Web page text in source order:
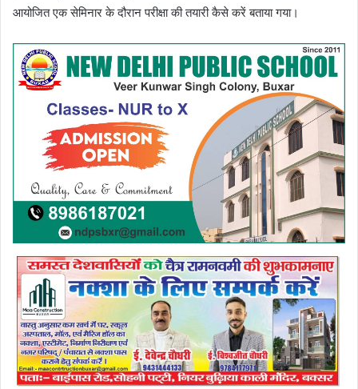
आयोजित एक सेमिनार के दौरान परीक्षा की तयारी कैसे करें बताया गया।